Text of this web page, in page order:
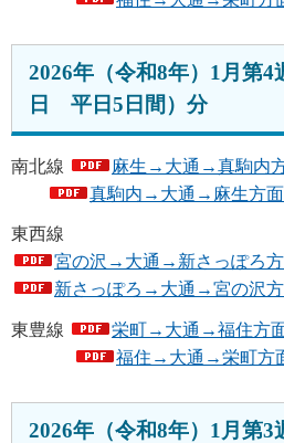
2026年（令和8年）1月第4
日 平日5日間）分
南北線
麻生→大通→真駒内方
真駒内→大通→麻生方面
東西線
宮の沢→大通→新さっぽろ方
新さっぽろ→大通→宮の沢方
東豊線
栄町→大通→福住方面
福住→大通→栄町方
2026年（令和8年）1月第3